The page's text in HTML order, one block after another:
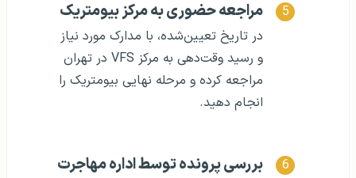
مراجعه حضوری به مرکز بیومتریک
در تاریخ تعیین‌شده، با مدارک مورد نیاز
و رسید وقت‌دهی به مرکز VFS در تهران
مراجعه کرده و مرحله نهایی بیومتریک را
انجام دهید.
بررسی پرونده توسط اداره مهاجرت